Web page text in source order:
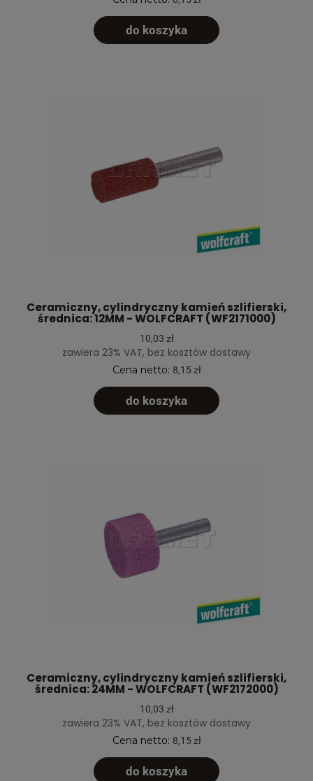
do koszyka
Ceramiczny, cylindryczny kamień szlifierski,
średnica: 12MM - WOLFCRAFT (WF2171000)
10,03 zł
zawiera 23% VAT, bez kosztów dostawy
Cena netto: 8,15 zł
do koszyka
Ceramiczny, cylindryczny kamień szlifierski,
średnica: 24MM - WOLFCRAFT (WF2172000)
10,03 zł
zawiera 23% VAT, bez kosztów dostawy
Cena netto: 8,15 zł
do koszyka